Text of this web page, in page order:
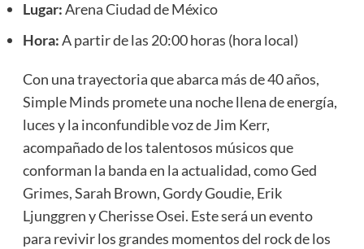
Lugar:Arena Ciudad de México
Hora:A partir de las 20:00 horas (hora local)
Con una trayectoria que abarca más de 40 años,
Simple Minds promete una noche llena de energía,
luces y la inconfundible voz de Jim Kerr,
acompañado de los talentosos músicos que
conforman la banda en la actualidad, como Ged
Grimes, Sarah Brown, Gordy Goudie, Erik
Ljunggren y Cherisse Osei. Este será un evento
para revivir los grandes momentos del rock de los